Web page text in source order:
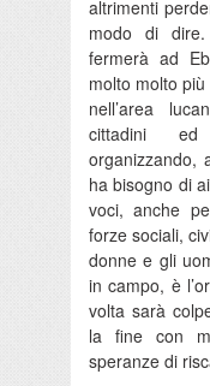
altrimenti
modo di
fermerà ad
molto molto
nell’area
cittadini
organizzando,
ha bisogno di
voci, anche
forze sociali,
donne e gli
in campo, è
volta sarà
la fine con
speranze di